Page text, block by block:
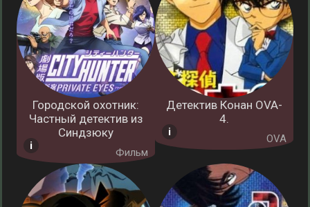
Городской охотник:
Частный детектив из
Синдзюку
Фильм
Детектив Конан OVA-
4.
OVA